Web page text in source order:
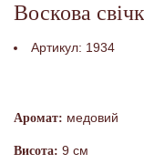
Воскова
Артикул: 1934
Аромат: медовий
Висота: 9 см